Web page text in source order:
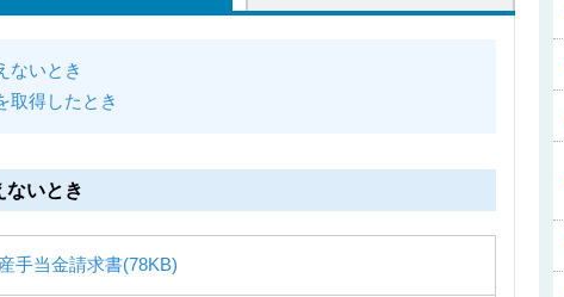
ないとき
取得したとき
ないとき
手当金請求書(78KB)